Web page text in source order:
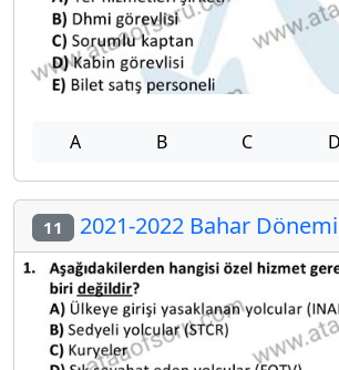
A B C D
11 2021-2022 Bahar Dönemi